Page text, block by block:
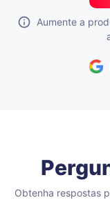
Aumente a
Obtenha respostas